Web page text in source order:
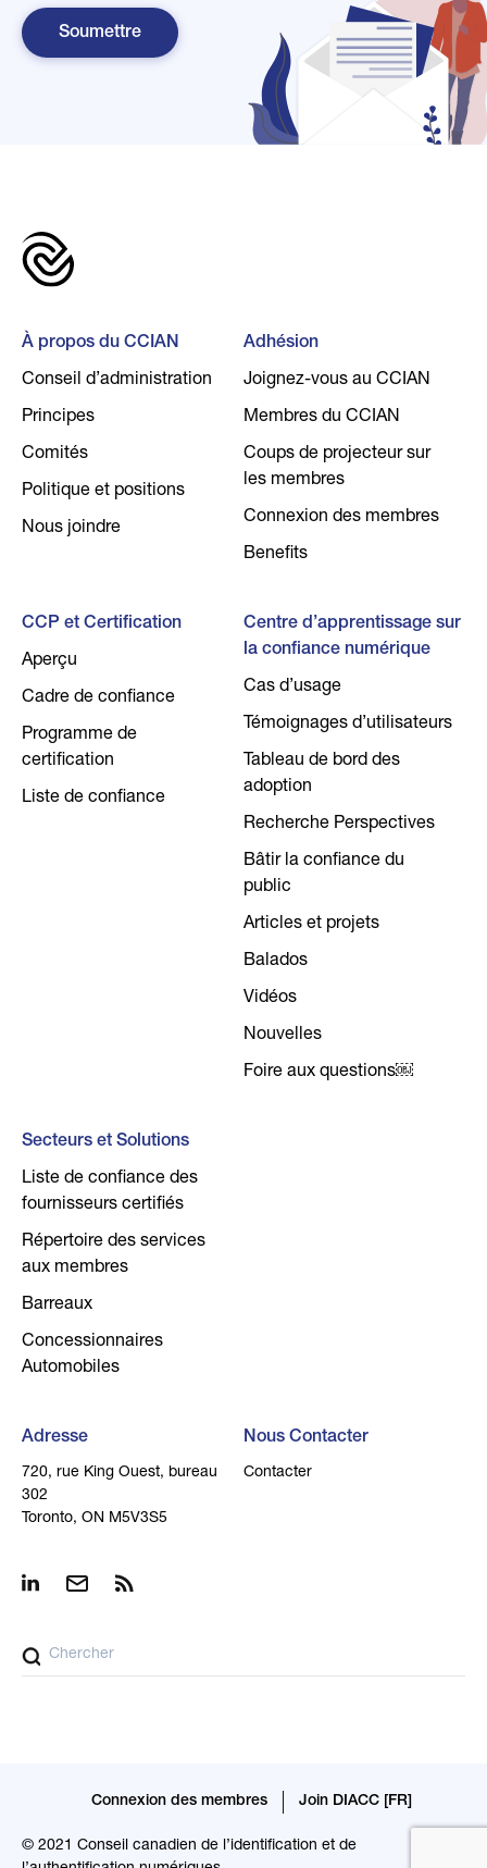
À propos du CCIAN
Conseil d’administration
Principes
Comités
Politique et positions
Nous joindre
Adhésion
Joignez-vous au CCIAN
Membres du CCIAN
Coups de projecteur sur
les membres
Connexion des membres
Benefits
CCP et Certification
Aperçu
Cadre de confiance
Programme de
certification
Liste de confiance
Centre d’apprentissage sur
la confiance numérique
Cas d’usage
Témoignages d’utilisateurs
Tableau de bord des
adoption
Recherche Perspectives
Bâtir la confiance du
public
Articles et projets
Balados
Vidéos
Nouvelles
Foire aux questions￼
Secteurs et Solutions
Liste de confiance des
fournisseurs certifiés
Répertoire des services
aux membres
Barreaux
Concessionnaires
Automobiles
Adresse
720, rue King Ouest, bureau
302
Toronto, ON M5V3S5
Nous Contacter
Contacter
© 2021 Conseil canadien de l’identification et de
Connexion des membres Join DIACC [FR]